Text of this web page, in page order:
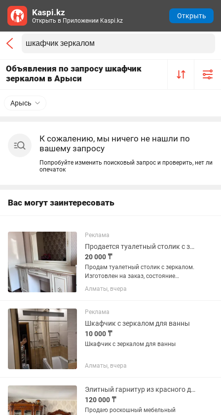
Объявления по запросу шкафчик
зеркалом в Арыси
Арысь
К сожалению, мы ничего не нашли по
вашему запросу
Попробуйте изменить поисковый запрос и проверить, нет ли
опечаток
Вас могут заинтересовать
Реклама
Продается туалетный столик с зеркалом
20 000 ₸
Продам туалетный столик с зеркалом.
Изготовлен на заказ, состояние
хорошее. Размеры: 140×40 см, высота с
зеркалом — 170 см. Два боковых
механизмом Push-to-Open (без...
Алматы, вчера
Реклама
Шкафчик с зеркалом для ванны
10 000 ₸
Шкафчик с зеркалом для ванны
Алматы, вчера
Элитный гарнитур из красного дерева роскошная витрина и комод с зеркалом
120 000 ₸
Продаю роскошный мебельный
Kaspi.kz
Открыть в Приложении Kaspi.kz
Открыть